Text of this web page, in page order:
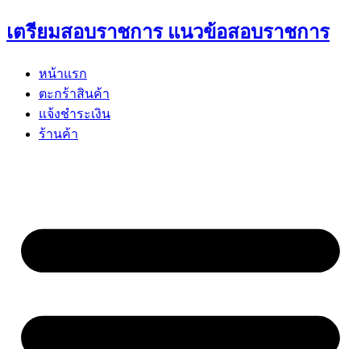
Skip
to
เตรียมสอบราชการ แนวข้อสอบราชการ
หน้าแรก
ตะกร้าสินค้า
แจ้งชำระเงิน
ร้านค้า